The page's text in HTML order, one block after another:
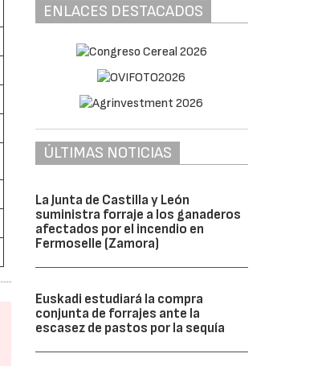
ENLACES DESTACADOS
ÚLTIMAS NOTICIAS
La Junta de Castilla y León
suministra forraje a los ganaderos
afectados por el incendio en
Fermoselle (Zamora)
Euskadi estudiará la compra
conjunta de forrajes ante la
escasez de pastos por la sequía